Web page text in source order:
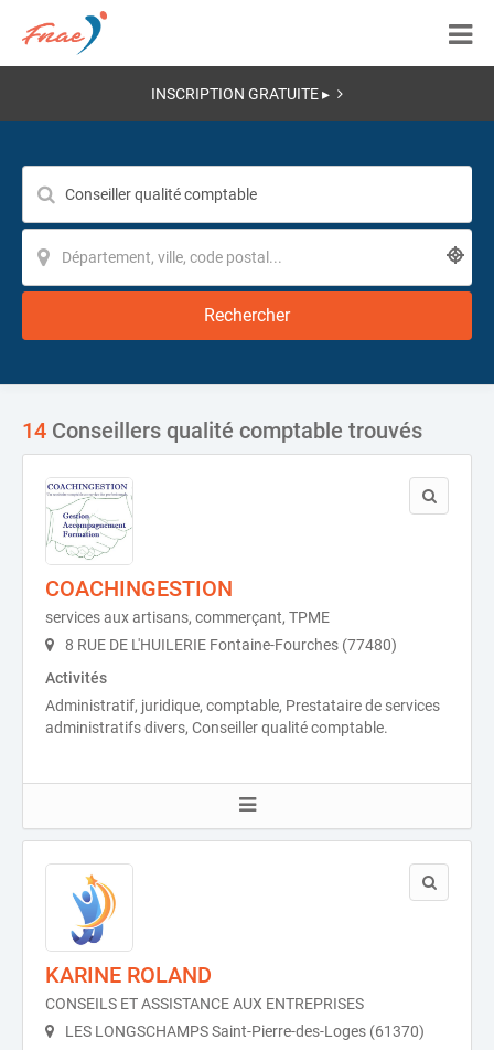
INSCRIPTION GRATUITE ▸
Rechercher
14 Conseillers qualité comptable trouvés
COACHINGESTION
services aux artisans, commerçant, TPME
8 RUE DE L'HUILERIE Fontaine-Fourches (77480)
Activités
Administratif, juridique, comptable, Prestataire de services
administratifs divers, Conseiller qualité comptable.
KARINE ROLAND
CONSEILS ET ASSISTANCE AUX ENTREPRISES
LES LONGSCHAMPS Saint-Pierre-des-Loges (61370)